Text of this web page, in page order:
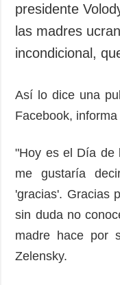
presidente
las madres
incondicional,
Así lo dice una
Facebook,
"Hoy es el Día de
me gustaría
'gracias'. Gracias
sin duda no
madre hace por
Zelensky.